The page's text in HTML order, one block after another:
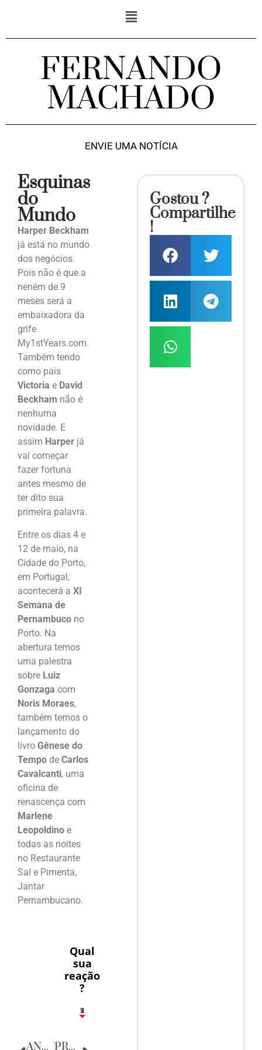
FERNANDO
MACHADO
ENVIE UMA NOTÍCIA
Esquinas
do
Mundo
Harper Beckham
já está no mundo
dos negócios.
Pois não é que a
neném de 9
meses será a
embaixadora da
grife
My1stYears.com.
Também tendo
como pais
Victoria e David
Beckham não é
nenhuma
novidade. E
assim Harper já
vai começar
fazer fortuna
antes mesmo de
ter dito sua
primeira palavra.
Entre os dias 4 e
12 de maio, na
Cidade do Porto,
em Portugal,
acontecerá a XI
Semana de
Pernambuco no
Porto. Na
abertura temos
uma palestra
sobre Luiz
Gonzaga com
Noris Moraes,
também temos o
lançamento do
livro Gênese do
Tempo de Carlos
Cavalcanti, uma
oficina de
renascença com
Marlene
Leopoldino e
todas as noites
no Restaurante
Sal e Pimenta,
Jantar
Pernambucano.
Qual
sua
reação
?
3
1
2
9
ANTERIOR PRÓXIMA
Gostou ?
Compartilhe
!